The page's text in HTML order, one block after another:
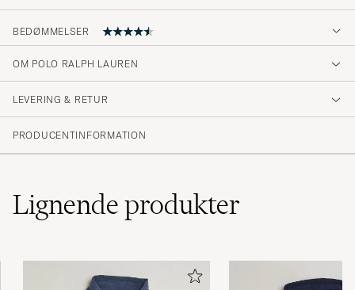
BEDØMMELSER
4.6
(22)
(0)
Mycket snygg med det bästa kvalitet och
formen.
OM POLO RALPH LAUREN
LEVERING & RETUR
PRODUCENTINFORMATION
Lignendeprodukter